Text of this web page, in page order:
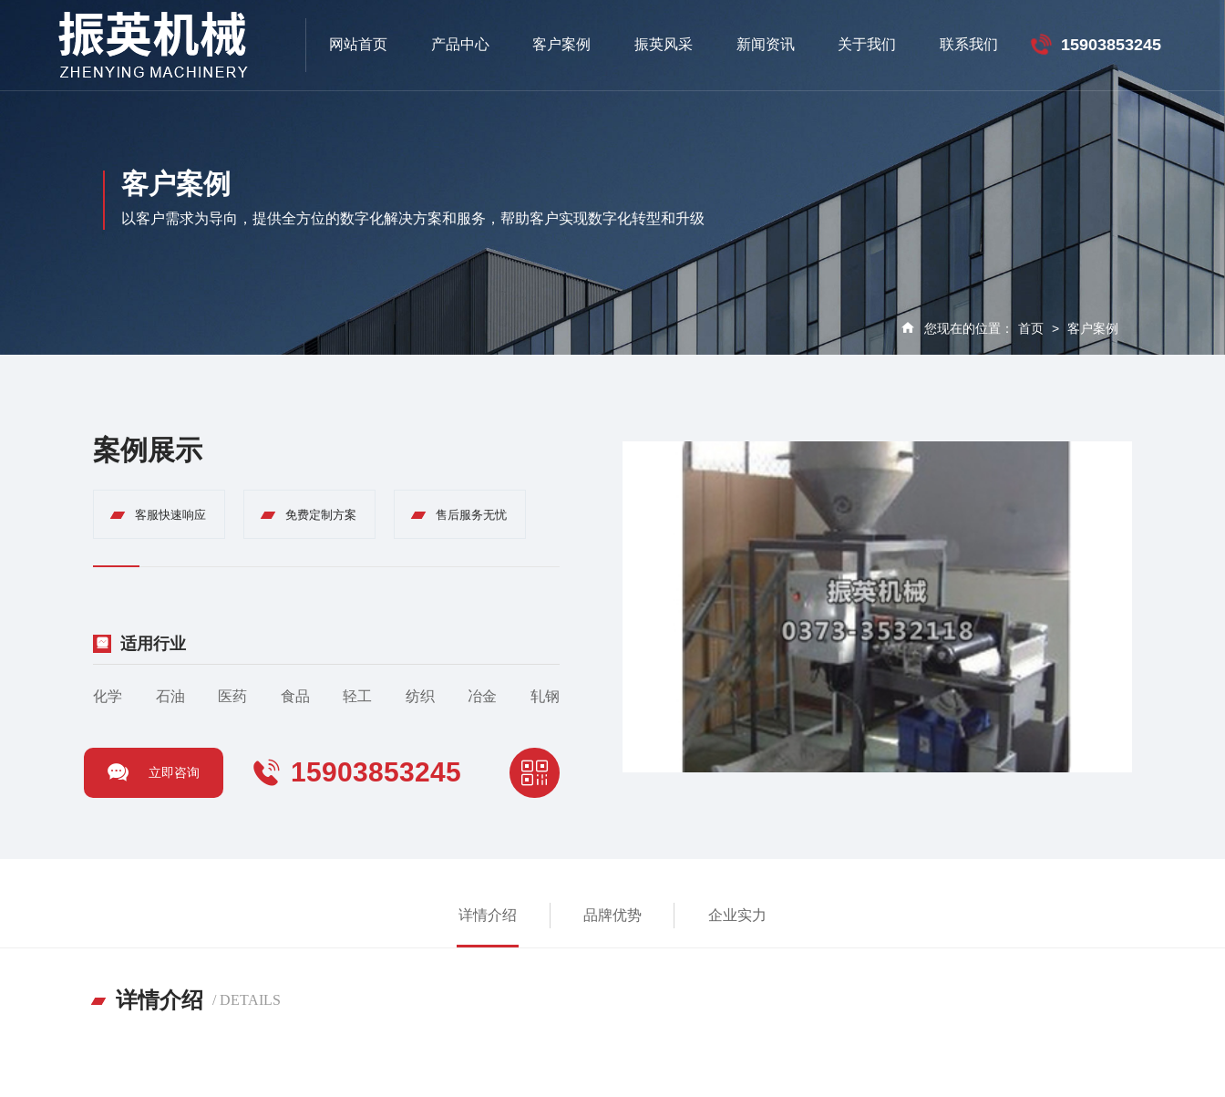
网站首页 产品中心 客户案例 振英风采 新闻资讯 关于我们 联系我们 15903853245
客户案例
以客户需求为导向，提供全方位的数字化解决方案和服务，帮助客户实现数字化转型和升级
您现在的位置： 首页 > 客户案例
案例展示
客服快速响应 免费定制方案 售后服务无忧
适用行业
化学 石油 医药 食品 轻工 纺织 冶金 轧钢
立即咨询 15903853245
详情介绍 品牌优势 企业实力
详情介绍 / DETAILS